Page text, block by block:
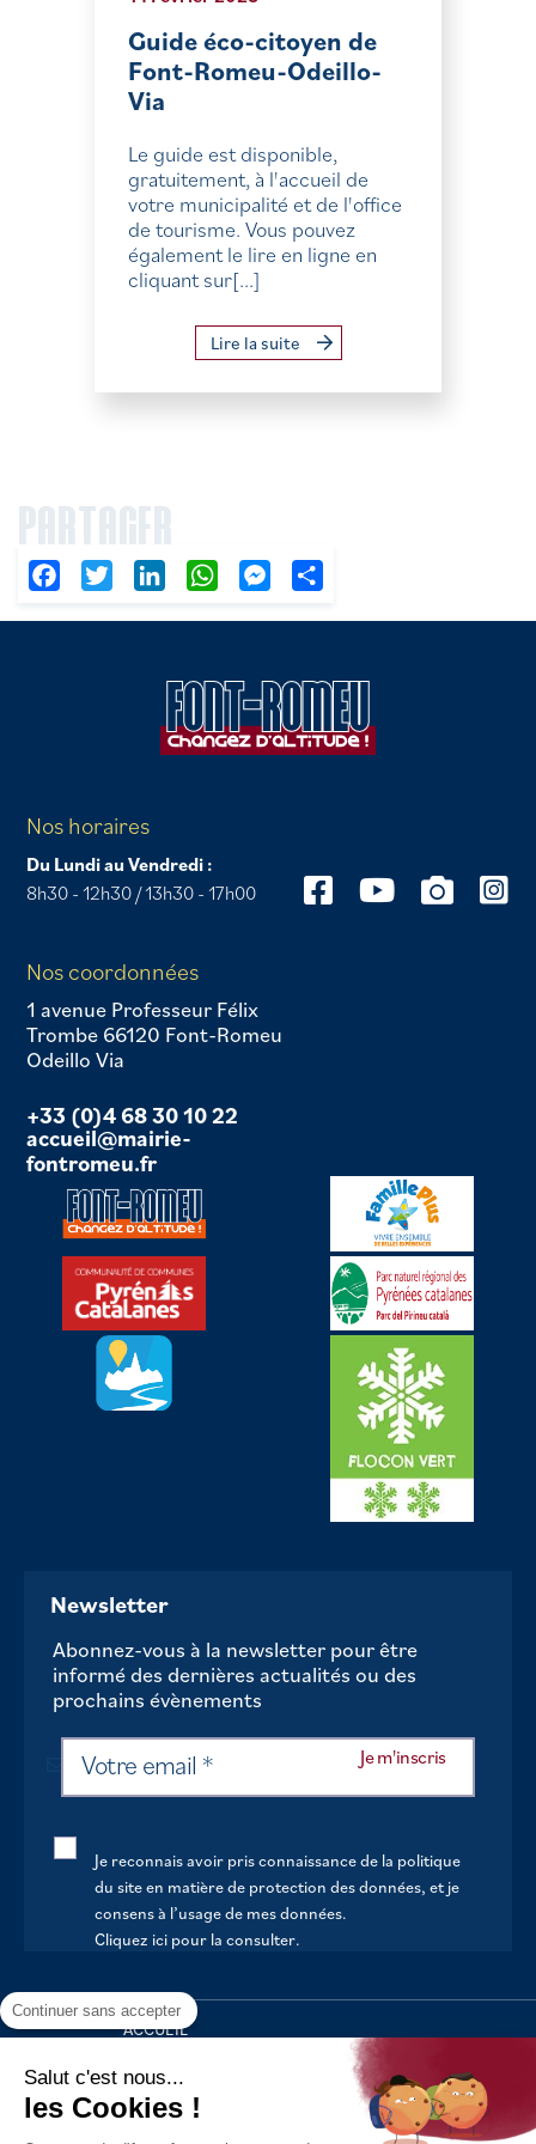
Guide éco-citoyen de
Font-Romeu-Odeillo-
Via
Le guide est disponible,
gratuitement, à l'accueil de
votre municipalité et de l'office
de tourisme. Vous pouvez
également le lire en ligne en
cliquant sur[...]
Lire la suite
PARTAGER
FacebookTwitter LinkedIn WhatsAppMessenger
Nos horaires
Du Lundi au Vendredi :
8h30 - 12h30 / 13h30 - 17h00
Nos coordonnées
1 avenue Professeur Félix
Trombe 66120 Font-Romeu
Odeillo Via
+33 (0)4 68 30 10 22
accueil@mairie-
fontromeu.fr
Newsletter
Abonnez-vous à la newsletter pour être
informé des dernières actualités ou des
prochains évènements
Je reconnais avoir pris connaissance de la politique
du site en matière de protection des données, et je
consens à l’usage de mes données.
Cliquez ici pour la consulter.
ACCUEIL
VOTRE MAIRIE
VOTRE QUOTIDIEN
Continuer sans accepter
Salut c'est nous...
les Cookies !